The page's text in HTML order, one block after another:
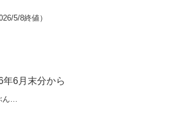
5/8終値）
年6月末分から
…